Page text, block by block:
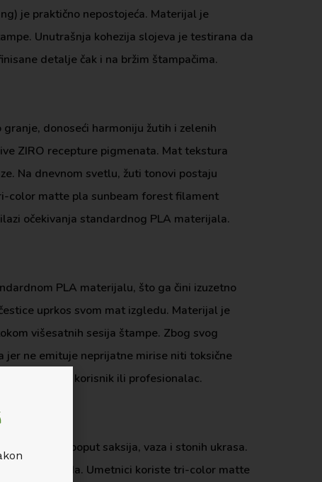
je praktično nepostojeća. Materijal je
Unutrašnja kohezija slojeva je testirana da
detalje čak i na bržim štampačima.
donoseći harmoniju žutih i zelenih
ZIRO recepture pigmenata. Mat tekstura
Na dnevnom svetlu, žuti tonovi postaju
color matte pla sunbeam forest filament
očekivanja standardnog PLA materijala.
PLA materijalu, što ga čini izuzetno
uprkos svom mat izgledu. Materijal je
višesatnih sesija štampe. Zbog svog
ne emituje neprijatne mirise niti toksične
li ste hobi korisnik ili profesionalac.
predmeta poput saksija, vaza i stonih ukrasa.
proizvoda. Umetnici koriste tri-color matte